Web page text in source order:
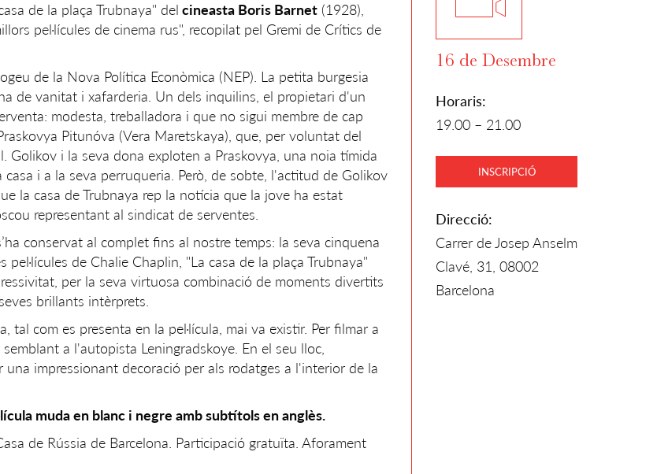
de la plaça Trubnaya" del cineasta Boris Barnet (1928),
pel·lícules de cinema rus", recopilat pel Gremi de Crítics de
de la Nova Política Econòmica (NEP). La petita burgesia
de vanitat i xafarderia. Un dels inquilins, el propietari d'un
modesta, treballadora i que no sigui membre de cap
Pitunóva (Vera Maretskaya), que, per voluntat del
Golikov i la seva dona exploten a Praskovya, una noia tímida
i a la seva perruqueria. Però, de sobte, l'actitud de Golikov
la casa de Trubnaya rep la notícia que la jove ha estat
representant al sindicat de serventes.
conservat al complet fins al nostre temps: la seva cinquena
de Chalie Chaplin, "La casa de la plaça Trubnaya"
per la seva virtuosa combinació de moments divertits
brillants intèrprets.
tal com es presenta en la pel·lícula, mai va existir. Per filmar a
a l'autopista Leningradskoye. En el seu lloc,
impressionant decoració per als rodatges a l'interior de la
muda en blanc i negre amb subtítols en anglès.
de Rússia de Barcelona. Participació gratuïta. Aforament
16 de Desembre
Horaris:
19.00 – 21.00
INSCRIPCIÓ
Direcció:
Carrer de Josep Anselm
Clavé, 31, 08002
Barcelona